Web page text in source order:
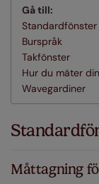
Gå till:
Standardfönster
Burspråk
Takfönster
Hur du mäter
Wavegardiner
Måttagning